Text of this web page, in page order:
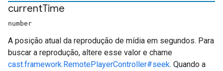
currentTime
number
A posição atual da reprodução de mídia em segundos. Para
buscar a reprodução, altere esse valor e chame
cast.framework.RemotePlayerController#seek. Quando a